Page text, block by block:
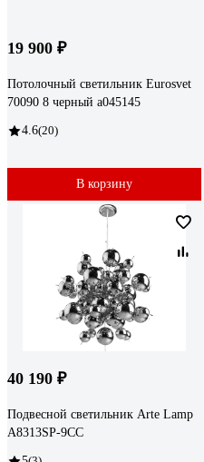
19 900 ₽
Потолочный светильник Eurosvet
70090 8 черный a045145
4.6(20)
В корзину
40 190 ₽
Подвесной светильник Arte Lamp
A8313SP-9CC